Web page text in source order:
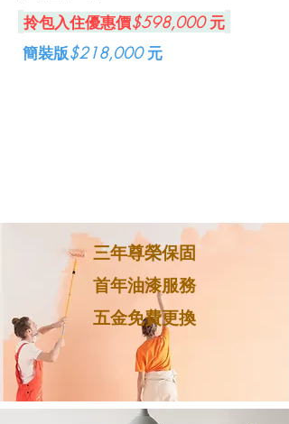
拎包入住優惠價$598,000元
​ 簡裝版$218,000元
三年尊榮保固
首年油漆服務
​五金免費更換